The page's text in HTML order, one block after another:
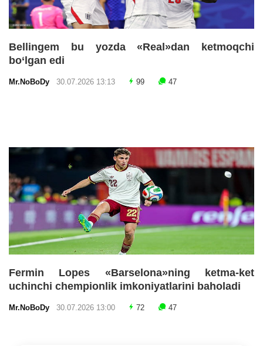
Bellingem bu yozda «Real»dan ketmoqchi
bo‘lgan edi
Mr.NoBoDy 30.07.2026 13:13 99 47
Fermin Lopes «Barselona»ning ketma-ket
uchinchi chempionlik imkoniyatlarini baholadi
Mr.NoBoDy 30.07.2026 13:00 72 47